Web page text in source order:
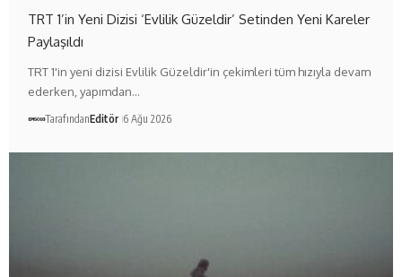
TRT 1’in Yeni Dizisi ‘Evlilik Güzeldir’ Setinden Yeni Kareler
Paylaşıldı
TRT 1'in yeni dizisi Evlilik Güzeldir'in çekimleri tüm hızıyla devam
ederken, yapımdan…
TarafındanEditör 6 Ağu 2026